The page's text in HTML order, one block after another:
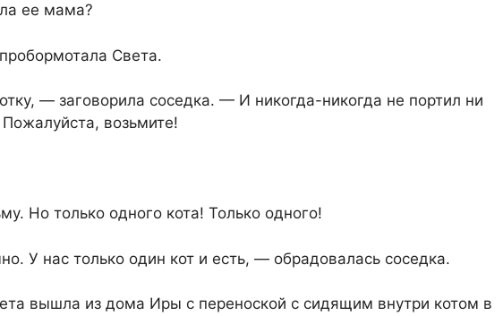
ее мама?
Света.
— заговорила соседка. — И никогда-никогда не портил ни
возьмите!
Но только одного кота! Только одного!
У нас только один кот и есть, — обрадовалась соседка.
вышла из дома Иры с переноской с сидящим внутри котом в